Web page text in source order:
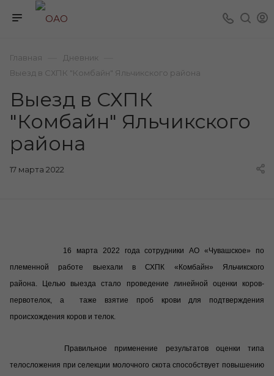
Главная Дневник
Выезд в СХПК "Комбайн" Яльчикского района
Выезд в СХПК
"Комбайн" Яльчикского
района
17 марта 2022
16 марта 2022 года сотрудники АО «Чувашское» по
племенной работе выехали в СХПК «Комбайн» Яльчикского
района.
Целью выезда стало проведение линейной оценки коров-
первотелок, а таже взятие проб крови для подтверждения
происхождения коров и телок.
Правильное применение результатов оценки типа
телосложения при селекции молочного скота способствует повышению